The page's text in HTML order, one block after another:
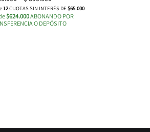
12CUOTAS SIN INTERÉS DE $65.000
$624.000ABONANDO POR
O DEPÓSITO